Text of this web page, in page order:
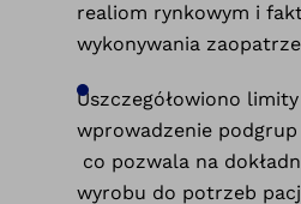
realiom rynkowym i
wykonywania
Uszczegółowiono
wprowadzenie
co pozwala na
wyrobu do potrzeb